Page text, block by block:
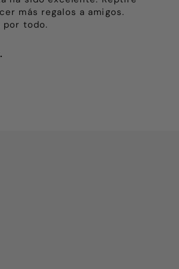
más regalos a amigos.
por todo.